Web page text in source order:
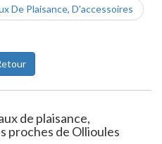
De Plaisance, D'accessoires
de plaisance,
proches de Ollioules